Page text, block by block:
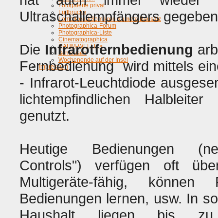
Fotogalerie privat
Luftbrücke
Lomo/Pearl/Somikron Kamera Bausatz
Photographica-Forum
Photographica-Liste
Cinematographica
RAUM-WELLE >
Schleusen
Wochenende auf der Insel
Impressum
Ultraschallempfängers
Die Infrarotfernbedienung
Fernbedienung wird mittels
- Infrarot-Leuchtdiode
lichtempfindlichen
genutzt.
Heutige Bedienungen
Controls") verfügen oft
Multigeräte-fähig, können
Bedienungen lernen, usw. In